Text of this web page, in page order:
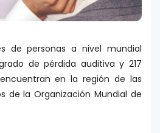
de personas a nivel mundial
de pérdida auditiva y 217
en la región de las
de la Organización Mundial de